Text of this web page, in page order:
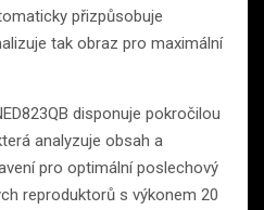
přizpůsobuje
tak obraz pro maximální
disponuje pokročilou
analyzuje obsah a
pro optimální poslechový
reproduktorů s výkonem 20